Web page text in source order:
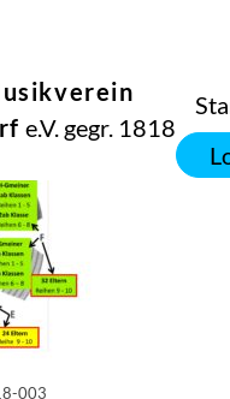
e.V. gegr. 1818
003